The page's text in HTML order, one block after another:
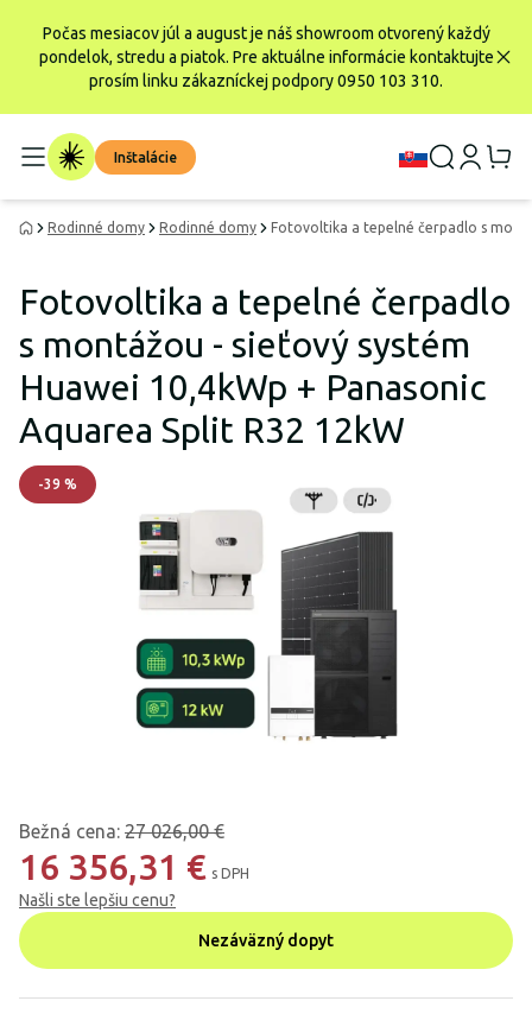
Počas mesiacov júl a august je náš showroom otvorený každý
pondelok, stredu a piatok. Pre aktuálne informácie kontaktujte
prosím linku zákazníckej podpory 0950 103 310.
Inštalácie
Rodinné domy Rodinné domy Fotovoltika a tepelné čerpadlo s
Fotovoltika a tepelné čerpadlo
s montážou - sieťový systém
Huawei 10,4kWp + Panasonic
Aquarea Split R32 12kW
-39 %
Bežná cena: 27 026,00 €
16 356,31 € s DPH
Našli ste lepšiu cenu?
Nezáväzný dopyt